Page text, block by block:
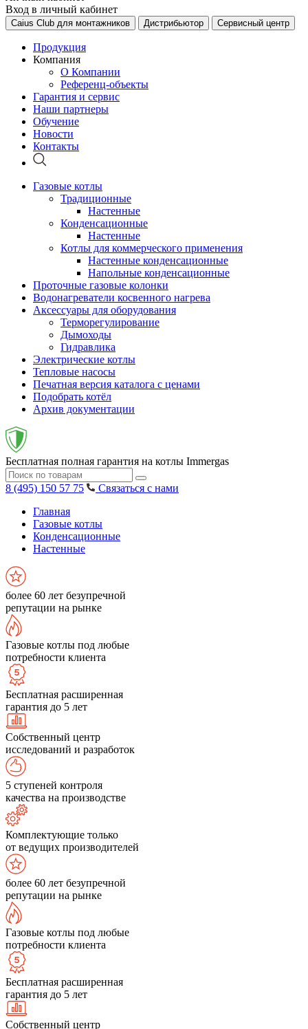
Вход в личный кабинет
Caius Club для монтажников Дистрибьютор Сервисный центр
Продукция
Компания
О Компании
Референц-объекты
Гарантия и сервис
Наши партнеры
Обучение
Новости
Контакты
Газовые котлы
Традиционные
Настенные
Конденсационные
Настенные
Котлы для коммерческого применения
Настенные конденсационные
Напольные конденсационные
Проточные газовые колонки
Водонагреватели косвенного нагрева
Аксессуары для оборудования
Терморегулирование
Дымоходы
Гидравлика
Электрические котлы
Тепловые насосы
Печатная версия каталога с ценами
Подобрать котёл
Архив документации
Бесплатная полная гарантия на котлы Immergas
8 (495) 150 57 75
Связаться с нами
Главная
Газовые котлы
Конденсационные
Настенные
более 60 лет безупречной
репутации на рынке
Газовые котлы под любые
потребности клиента
Бесплатная расширенная
гарантия до 5 лет
Собственный центр
исследований и разработок
5 ступеней контроля
качества на производстве
Комплектующие только
от ведущих производителей
более 60 лет безупречной
репутации на рынке
Газовые котлы под любые
потребности клиента
Бесплатная расширенная
гарантия до 5 лет
Собственный центр